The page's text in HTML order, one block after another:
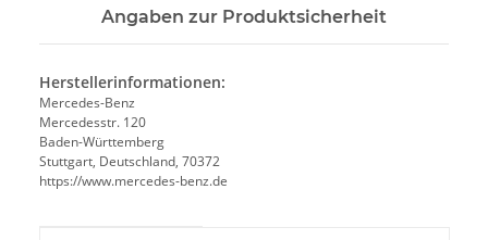
Angaben zur Produktsicherheit
Herstellerinformationen:
Mercedes-Benz
Mercedesstr. 120
Baden-Württemberg
Stuttgart, Deutschland, 70372
https://www.mercedes-benz.de